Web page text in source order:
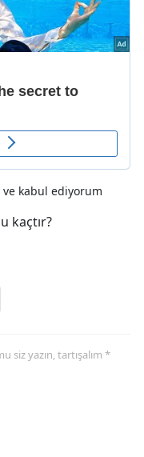
kabul ediyorum
kaçtır?
siz yazın, tartışalım *